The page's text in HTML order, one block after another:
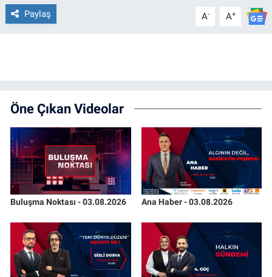
Paylaş A- A+
Öne Çıkan Videolar
Buluşma Noktası - 03.08.2026 Ana Haber - 03.08.2026